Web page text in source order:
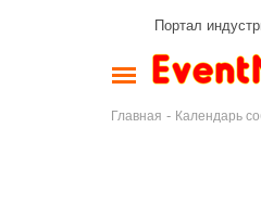
Портал
Главная - Календарь